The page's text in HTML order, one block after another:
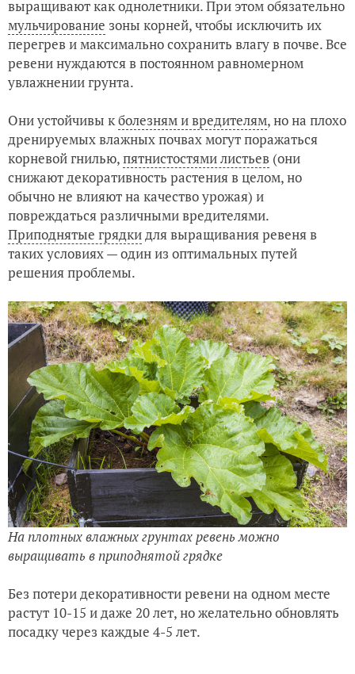
выращивают как однолетники. При этом обязательно
мульчирование зоны корней, чтобы исключить их
перегрев и максимально сохранить влагу в почве. Все
ревени нуждаются в постоянном равномерном
увлажнении грунта.
Они устойчивы кболезням и вредителям, но на плохо
дренируемых влажных почвах могут поражаться
корневой гнилью,пятнистостями листьев (они
снижают декоративность растения в целом, но
обычно не влияют на качество урожая) и
повреждаться различными вредителями.
Приподнятые грядки для выращивания ревеня в
таких условиях — один из оптимальных путей
решения проблемы.
На плотных влажных грунтах ревень можно
выращивать в приподнятой грядке
Без потери декоративности ревени на одном месте
растут 10-15 и даже 20 лет, но желательно обновлять
посадку через каждые 4-5 лет.